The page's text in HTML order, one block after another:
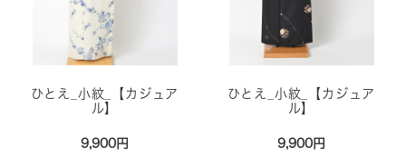
ひとえ_小紋_【カジュア
ル】
9,900円
ひとえ_小紋_【カジュア
ル】
9,900円